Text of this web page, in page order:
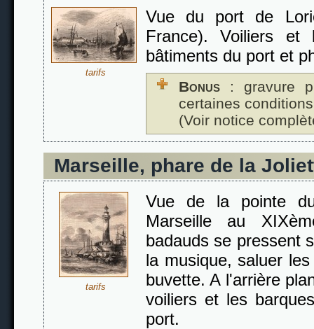
tarifs
Vue du port de
France). Voiliers et
bâtiments du port et
Bonus : gravure
certaines
(Voir notice
Marseille, phare de la
tarifs
Vue de la pointe
Marseille au
badauds se pressent
la musique, saluer
buvette. A l'arrière
voiliers et les
port.